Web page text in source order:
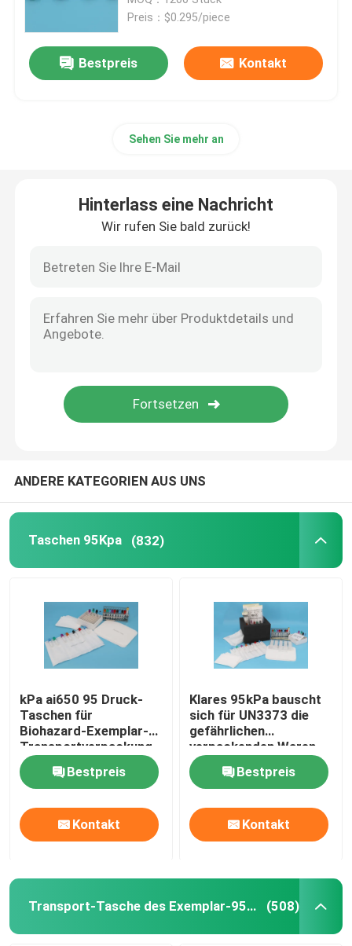
Medizinischer Exemplar-Kasten
Isolierkästen
Abkühlende Transport-Kästen
Aderpresse-medizinische Bedarfe
Zentrifugenrohr
Abkühlende Gel-Sätze
Preis：$0.295/piece
Bestpreis Kontakt
Sehen Sie mehr an
Hinterlass eine Nachricht
Wir rufen Sie bald zurück!
ANDERE KATEGORIEN AUS UNS
Taschen 95Kpa (832)
kPa ai650 95 Druck-
Taschen für
Biohazard-Exemplar-
Transportverpackung
Bestpreis
Kontakt
Klares 95kPa bauscht
sich für UN3373 die
gefährlichen
verpackenden Waren,
Transport-Taschen
des Exemplar-95kPa
Bestpreis
Kontakt
Transport-Tasche des Exemplar-95kPa (508)